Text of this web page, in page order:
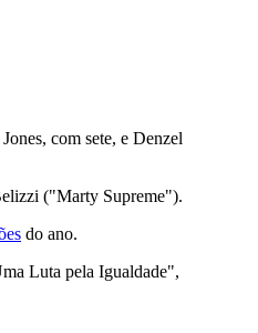
com sete, e Denzel
("Marty Supreme").
do ano.
Luta pela Igualdade",